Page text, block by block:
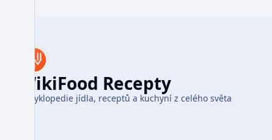
WikiFood Recepty
Encyklopedie jídla, receptů a kuchyní z celého světa